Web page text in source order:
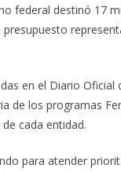
federal destinó 17
en el Diario
de los programas
cada entidad.
para atender